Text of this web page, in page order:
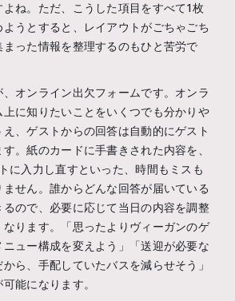
ね。ただ、こうした項目をすべて1枚
うとすると、レイアウトがごちゃごち
まった情報を整理するのもひと苦労で
オンライン出欠フォームです。オンラ
に知りたいことをいくつでも分かりや
、ゲストからの回答は自動的にゲスト
。紙のカードに手書きされた内容を、
に入力し直すといった、時間もミスも
せん。誰からどんな回答が届いている
ので、必要に応じて当日の内容を調整
ります。「思ったよりヴィーガンのゲ
ュー構成を変えよう」「送迎が必要な
ら、手配していたバスを減らせそう」
能になります。